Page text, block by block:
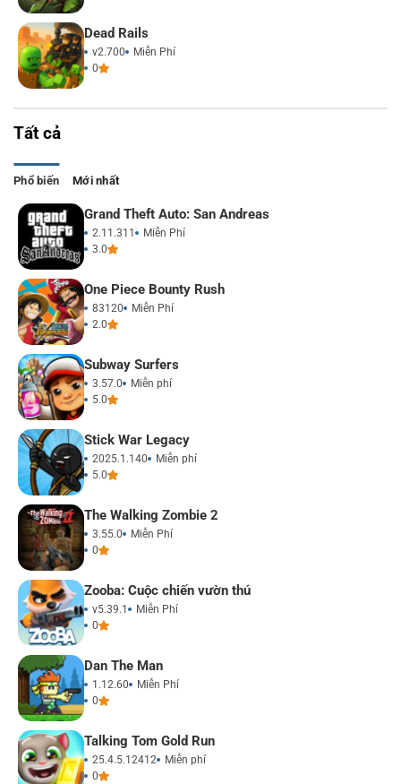
Dead Rails
v2.700
Miễn Phí
0
Tất cả
Phổ biến Mới nhất
Grand Theft Auto: San Andreas
2.11.311
Miễn Phí
3.0
One Piece Bounty Rush
83120
Miễn Phí
2.0
Subway Surfers
3.57.0
Miễn phí
5.0
Stick War Legacy
2025.1.140
Miễn phí
5.0
The Walking Zombie 2
3.55.0
Miễn Phí
0
Zooba: Cuộc chiến vườn thú
v5.39.1
Miễn Phí
0
Dan The Man
1.12.60
Miễn Phí
0
Talking Tom Gold Run
25.4.5.12412
Miễn phí
0